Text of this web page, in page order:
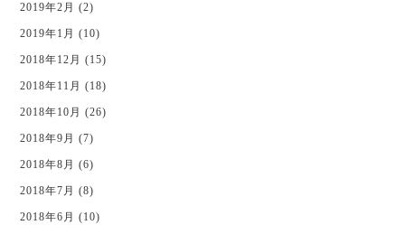
2019年2月 (2)
2019年1月 (10)
2018年12月 (15)
2018年11月 (18)
2018年10月 (26)
2018年9月 (7)
2018年8月 (6)
2018年7月 (8)
2018年6月 (10)